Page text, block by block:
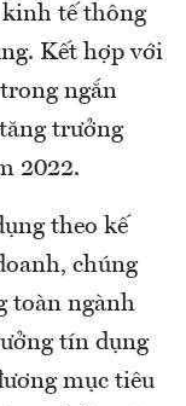
kinh tế thông
Kết hợp với
ngắn
trưởng
2022.
theo kế
chúng
toàn ngành
tín dụng
mục tiêu